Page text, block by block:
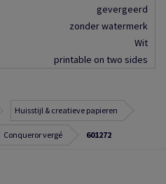
gevergeerd
zonder watermerk
Wit
printable on two sides
Huisstijl & creatieve papieren
Conqueror vergé 601272